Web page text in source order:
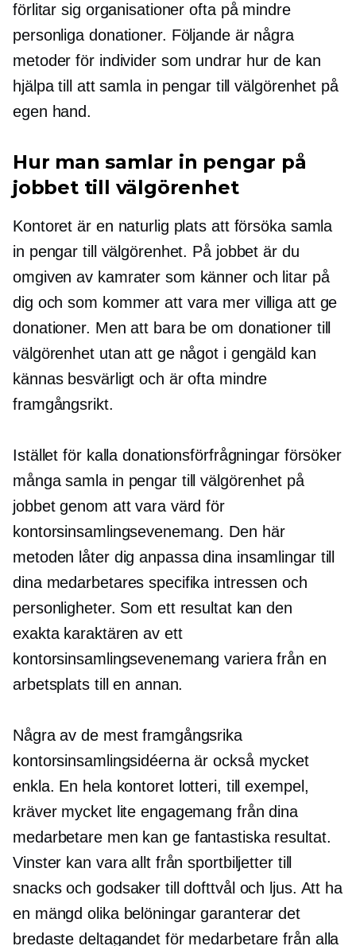
förlitar sig organisationer ofta på mindre
personliga donationer. Följande är några
metoder för individer som undrar hur de kan
hjälpa till att samla in pengar till välgörenhet på
egen hand.
Hur man samlar in pengar på
jobbet till välgörenhet
Kontoret är en naturlig plats att försöka samla
in pengar till välgörenhet. På jobbet är du
omgiven av kamrater som känner och litar på
dig och som kommer att vara mer villiga att ge
donationer. Men att bara be om donationer till
välgörenhet utan att ge något i gengäld kan
kännas besvärligt och är ofta mindre
framgångsrikt.
Istället för kalla donationsförfrågningar försöker
många samla in pengar till välgörenhet på
jobbet genom att vara värd för
kontorsinsamlingsevenemang. Den här
metoden låter dig anpassa dina insamlingar till
dina medarbetares specifika intressen och
personligheter. Som ett resultat kan den
exakta karaktären av ett
kontorsinsamlingsevenemang variera från en
arbetsplats till en annan.
Några av de mest framgångsrika
kontorsinsamlingsidéerna är också mycket
enkla. En hela kontoretlotteri, till exempel,
kräver mycket lite engagemang från dina
medarbetare men kan ge fantastiska resultat.
Vinster kan vara allt från sportbiljetter till
snacks och godsaker till dofttvål och ljus. Att ha
en mängd olika belöningar garanterar det
bredaste deltagandet för medarbetare från alla